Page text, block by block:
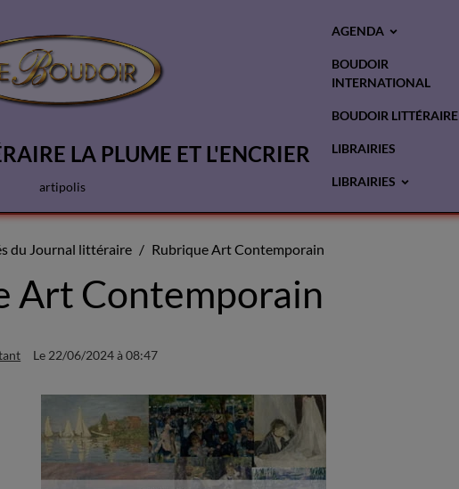
LA PLUME ET L'ENCRIER
artipolis
AGENDA
BOUDOIR
INTERNATIONAL
BOUDOIR LITTÉRAIRE
LIBRAIRIES
LIBRAIRIES
du Journal littéraire Rubrique Art Contemporain
Art Contemporain
Le 22/06/2024à 08:47